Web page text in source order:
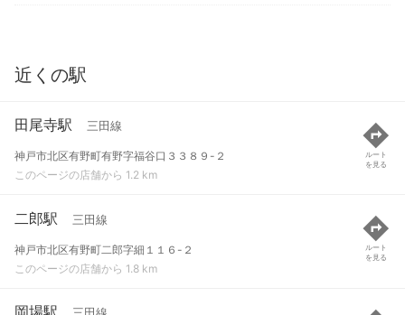
近くの駅
田尾寺駅 三田線
神戸市北区有野町有野字福谷口３３８９-２
このページの店舗から 1.2 km
ルート
を見る
二郎駅 三田線
神戸市北区有野町二郎字細１１６-２
このページの店舗から 1.8 km
ルート
を見る
岡場駅